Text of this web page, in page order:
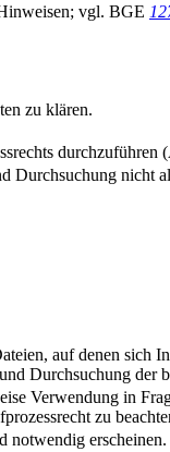
vgl. BGE
zu klären.
durchzuführen
nicht
auf denen sich
Durchsuchung der
Verwendung in
zu
notwendig